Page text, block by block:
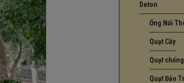
Deton
Ống Nối
Quạt Cây
Quạt
Quạt Đảo